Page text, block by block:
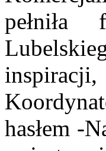
pełniła
hasłem -